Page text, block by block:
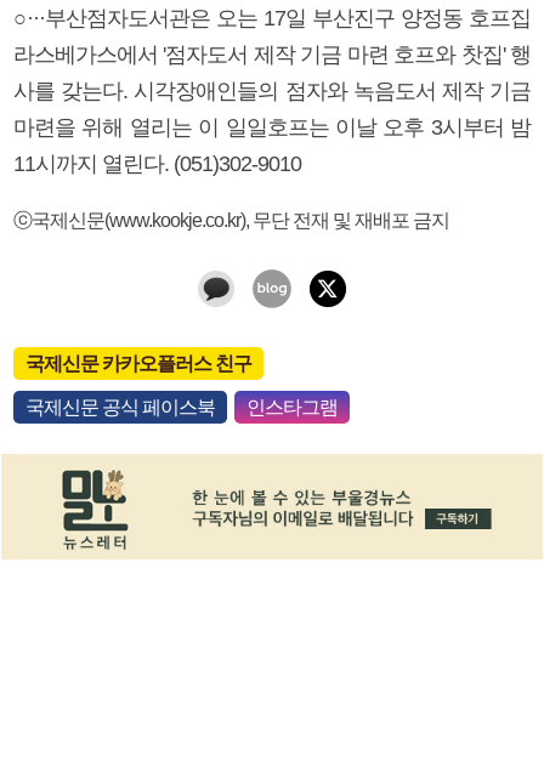
○···부산점자도서관은 오는 17일 부산진구 양정동 호프집
라스베가스에서 '점자도서 제작 기금 마련 호프와 찻집' 행
사를 갖는다. 시각장애인들의 점자와 녹음도서 제작 기금
마련을 위해 열리는 이 일일호프는 이날 오후 3시부터 밤
11시까지 열린다. (051)302-9010
ⓒ국제신문(www.kookje.co.kr), 무단 전재 및 재배포 금지
국제신문 카카오플러스 친구
국제신문 공식 페이스북 인스타그램